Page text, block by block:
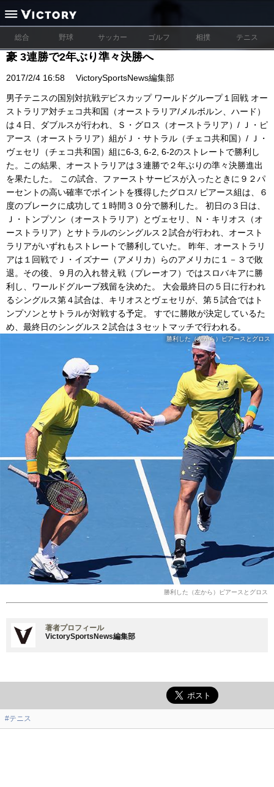
総合 野球 サッカー ゴルフ 相撲 テニス
豪 3連勝で2年ぶり準々決勝へ
2017/2/4 16:58 VictorySportsNews編集部
男子テニスの国別対抗戦デビスカップ ワールドグループ１回戦 オー
ストラリア対チェコ共和国（オーストラリア/メルボルン、ハード）
は４日、ダブルスが行われ、Ｓ・グロス（オーストラリア）/ Ｊ・ピ
アース（オーストラリア）組がＪ・サトラル（チェコ共和国）/ Ｊ・
ヴェセリ（チェコ共和国）組に6-3, 6-2, 6-2のストレートで勝利し
た。この結果、オーストラリアは３連勝で２年ぶりの準々決勝進出
を果たした。 この試合、ファーストサービスが入ったときに９２パ
ーセントの高い確率でポイントを獲得したグロス/ ピアース組は、６
度のブレークに成功して１時間３０分で勝利した。 初日の３日は、
Ｊ・トンプソン（オーストラリア）とヴェセリ、Ｎ・キリオス（オ
ーストラリア）とサトラルのシングルス２試合が行われ、オースト
ラリアがいずれもストレートで勝利していた。 昨年、オーストラリ
アは１回戦でＪ・イズナー（アメリカ）らのアメリカに１－３で敗
退。その後、９月の入れ替え戦（プレーオフ）ではスロバキアに勝
利し、ワールドグループ残留を決めた。 大会最終日の５日に行われ
るシングルス第４試合は、キリオスとヴェセリが、第５試合ではト
ンプソンとサトラルが対戦する予定。 すでに勝敗が決定しているた
め、最終日のシングルス２試合は３セットマッチで行われる。
勝利した（左から）ピアースとグロス
勝利した（左から）ピアースとグロス
著者プロフィール
VictorySportsNews編集部
#テニス